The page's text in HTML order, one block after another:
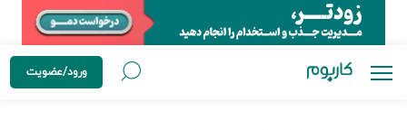
ورود/عضویت